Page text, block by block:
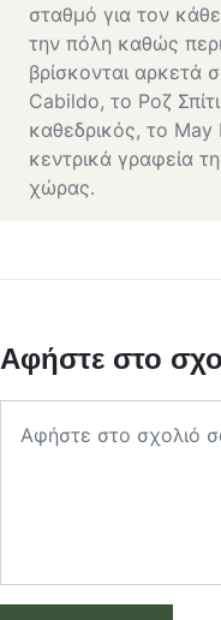
σταθμό για τον
την πόλη καθώς
βρίσκονται αρκετά
Cabildo, το Ροζ
καθεδρικός, το
κεντρικά γραφεία
χώρας.
Αφήστε στο